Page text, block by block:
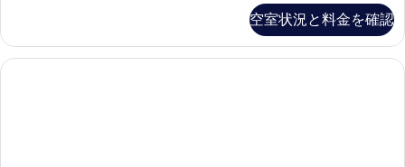
示
す
ナ
ー
ィ
ナ
ー
朝
食
イ
ク
ビ
空室状況と料金を確認